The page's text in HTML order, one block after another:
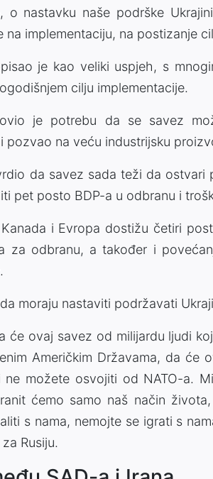
o nastavku naše podrške
implementaciju, na postizanje
je kao veliki uspjeh, s
cilju implementacije.
je potrebu da se savez
pozvao na veću industrijsku
da savez sada teži da ostvari
pet posto BDP-a u odbranu i
i Evropa dostižu četiri
za odbranu, a također i
moraju nastaviti podržavati
će ovaj savez od milijardu ljudi
Američkim Državama, da će
ne možete osvojiti od NATO-a.
ćemo samo naš način
s nama, nemojte se igrati s
Rusiju.